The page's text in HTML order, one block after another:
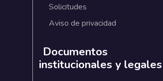
Solicitudes
Aviso de privacidad
Documentos
institucionales y legales